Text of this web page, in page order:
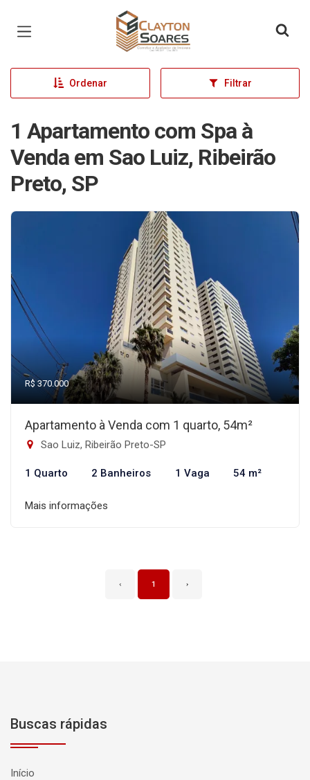
Página inicial
Ordenar Filtrar
1 Apartamento com Spa à
Venda em Sao Luiz, Ribeirão
Preto, SP
R$ 370.000
Apartamento à Venda com 1 quarto, 54m²
Sao Luiz, Ribeirão Preto-SP
1 Quarto 2 Banheiros 1 Vaga 54 m²
Mais informações
‹ 1 ›
Buscas rápidas
Início